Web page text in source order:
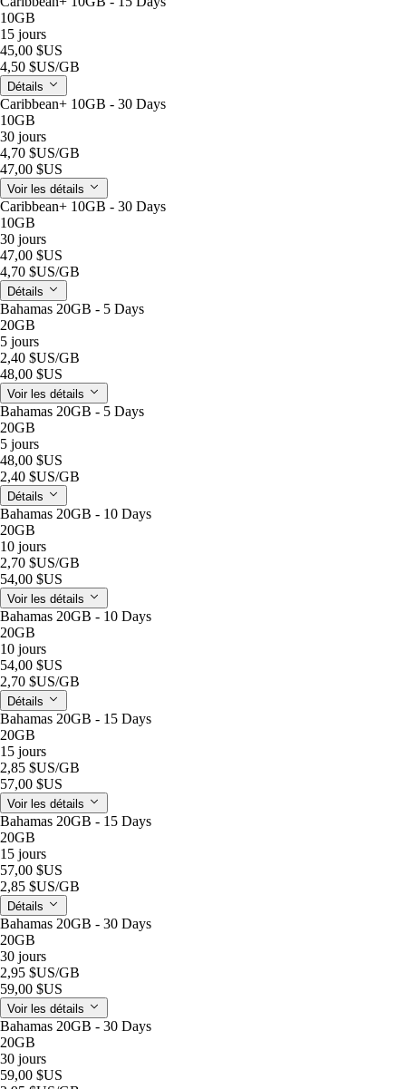
10GB
15 jours
45,00 $US
4,50 $US/GB
Détails
Caribbean+ 10GB - 30 Days
10GB
30 jours
4,70 $US/GB
47,00 $US
Voir les détails
Caribbean+ 10GB - 30 Days
10GB
30 jours
47,00 $US
4,70 $US/GB
Détails
Bahamas 20GB - 5 Days
20GB
5 jours
2,40 $US/GB
48,00 $US
Voir les détails
Bahamas 20GB - 5 Days
20GB
5 jours
48,00 $US
2,40 $US/GB
Détails
Bahamas 20GB - 10 Days
20GB
10 jours
2,70 $US/GB
54,00 $US
Voir les détails
Bahamas 20GB - 10 Days
20GB
10 jours
54,00 $US
2,70 $US/GB
Détails
Bahamas 20GB - 15 Days
20GB
15 jours
2,85 $US/GB
57,00 $US
Voir les détails
Bahamas 20GB - 15 Days
20GB
15 jours
57,00 $US
2,85 $US/GB
Détails
Bahamas 20GB - 30 Days
20GB
30 jours
2,95 $US/GB
59,00 $US
Voir les détails
Bahamas 20GB - 30 Days
20GB
30 jours
59,00 $US